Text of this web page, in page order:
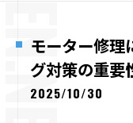
モーター修理
グ対策の重要
2025/10/30